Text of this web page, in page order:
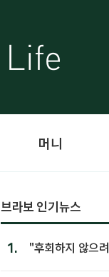
머니
브라보 인기뉴스
1.
"후회하지 않으